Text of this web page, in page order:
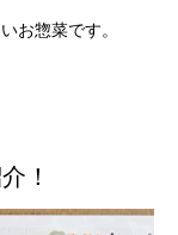
お惣菜です。
！